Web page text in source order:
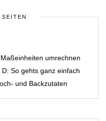
umrechnen
So gehts ganz einfach
und Backzutaten